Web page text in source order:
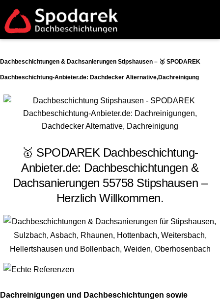
Dachbeschichtungen & Dachsanierungen Stipshausen – 🥇 SPODAREK
Dachbeschichtung-Anbieter.de: Dachdecker Alternative,Dachreinigung
🥇 SPODAREK Dachbeschichtung-
Anbieter.de: Dachbeschichtungen &
Dachsanierungen 55758 Stipshausen –
Herzlich Willkommen.
Dachreinigungen und Dachbeschichtungen sowie